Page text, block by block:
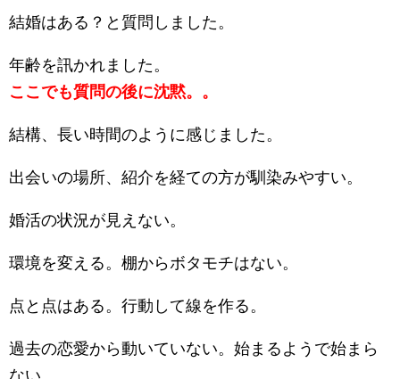
結婚はある？と質問しました。
年齢を訊かれました。
ここでも質問の後に沈黙。。
結構、長い時間のように感じました。
出会いの場所、紹介を経ての方が馴染みやすい。
婚活の状況が見えない。
環境を変える。棚からボタモチはない。
点と点はある。行動して線を作る。
過去の恋愛から動いていない。始まるようで始まら
ない。